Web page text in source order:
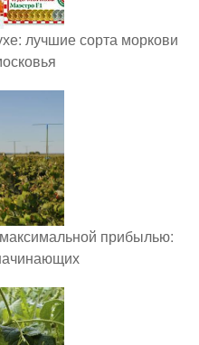
лучшие сорта моркови
прибылью: